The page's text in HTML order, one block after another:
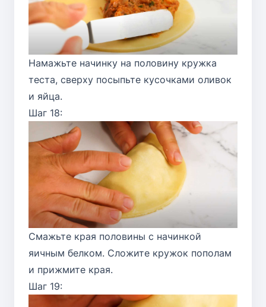
Намажьте начинку на половину кружка
теста, сверху посыпьте кусочками оливок
и яйца.
Шаг 18:
Смажьте края половины с начинкой
яичным белком. Сложите кружок пополам
и прижмите края.
Шаг 19: